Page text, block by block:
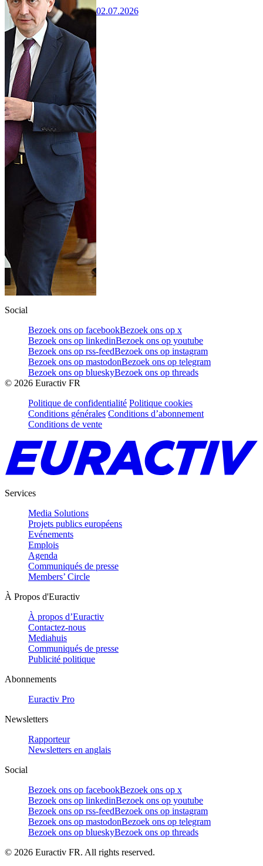
02.07.2026
Social
Bezoek ons op facebookBezoek ons op x
Bezoek ons op linkedinBezoek ons op youtube
Bezoek ons op rss-feedBezoek ons op instagram
Bezoek ons op mastodonBezoek ons op telegram
Bezoek ons op blueskyBezoek ons op threads
© 2026 Euractiv FR
Politique de confidentialité Politique cookies
Conditions générales Conditions d’abonnement
Conditions de vente
Services
Media Solutions
Projets publics européens
Evénements
Emplois
Agenda
Communiqués de presse
Members’ Circle
À Propos d'Euractiv
À propos d’Euractiv
Contactez-nous
Mediahuis
Communiqués de presse
Publicité politique
Abonnements
Euractiv Pro
Newsletters
Rapporteur
Newsletters en anglais
Social
Bezoek ons op facebookBezoek ons op x
Bezoek ons op linkedinBezoek ons op youtube
Bezoek ons op rss-feedBezoek ons op instagram
Bezoek ons op mastodonBezoek ons op telegram
Bezoek ons op blueskyBezoek ons op threads
© 2026 Euractiv FR. All rights reserved.